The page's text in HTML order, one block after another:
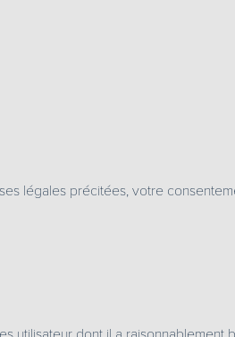
légales précitées, votre
dont il a